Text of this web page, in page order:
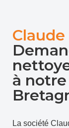
à
La société